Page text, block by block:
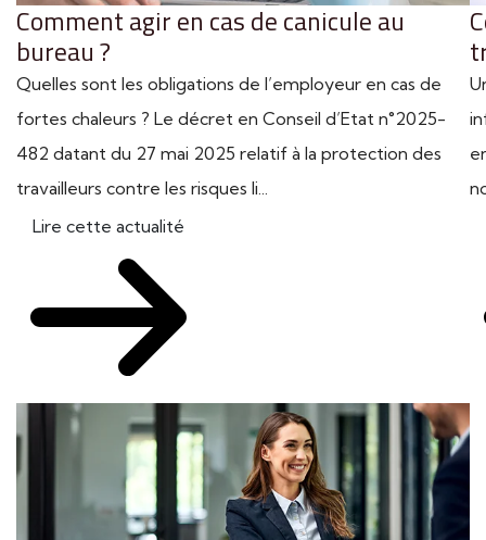
Comment agir en cas de canicule au
bureau ?
Quelles sont les obligations de l’employeur en cas de
fortes chaleurs ? Le décret en Conseil d’Etat n°2025-
482 datant du 27 mai 2025 relatif à la protection des
travailleurs contre les risques li...
Lire cette actualité